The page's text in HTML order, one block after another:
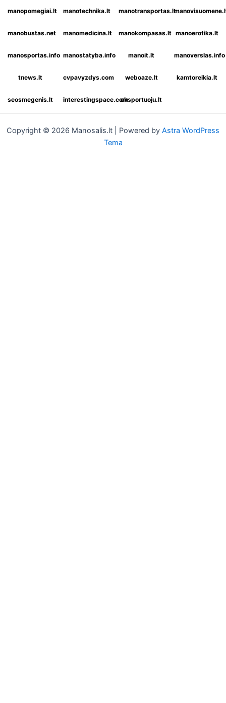
manopomegiai.lt manotechnika.lt manotransportas.lt
manobustas.net manomedicina.lt manokompasas.lt manoerotika.lt
manosportas.info manostatyba.info manoit.lt manoverslas.info
tnews.lt cvpavyzdys.com weboaze.lt kamtoreikia.lt
seosmegenis.lt interestingspace.comeksportuoju.lt
Copyright © 2026 Manosalis.lt | Powered by Astra WordPress
Tema